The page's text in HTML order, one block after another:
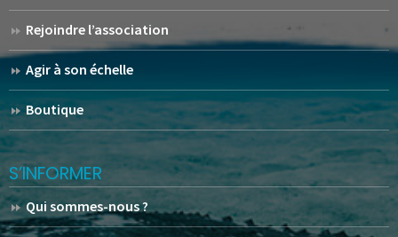
Rejoindre l’association
Agir à son échelle
Boutique
S’INFORMER
Qui sommes-nous ?